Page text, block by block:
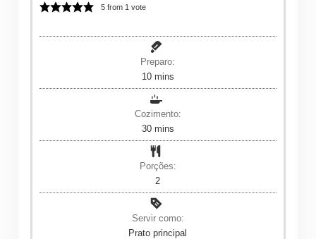
5 from 1 vote
Preparo:
10minutes
mins
Cozimento:
30minutes
mins
Porções:
2
Servir como:
Prato principal